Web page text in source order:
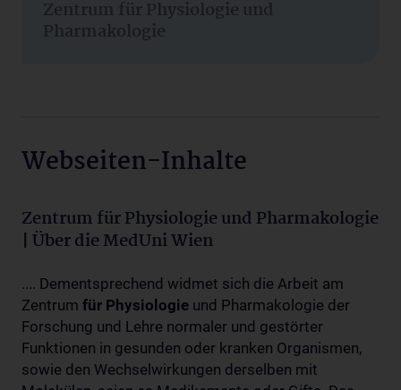
Zentrum für Physiologie und
Pharmakologie
Webseiten-Inhalte
Zentrum für Physiologie und Pharmakologie
| Über die MedUni Wien
.... Dementsprechend widmet sich die Arbeit am
Zentrum für Physiologie und Pharmakologie der
Forschung und Lehre normaler und gestörter
Funktionen in gesunden oder kranken Organismen,
sowie den Wechselwirkungen derselben mit